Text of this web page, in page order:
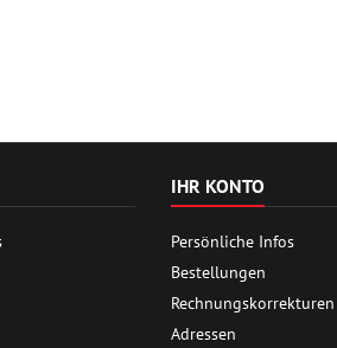
IHR KONTO
Persönliche Infos
Bestellungen
Rechnungskorrekturen
Adressen